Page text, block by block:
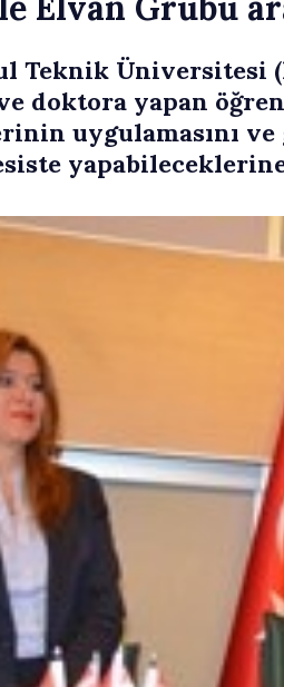
Teknik Üniversitesi
doktora yapan
uygulamasını